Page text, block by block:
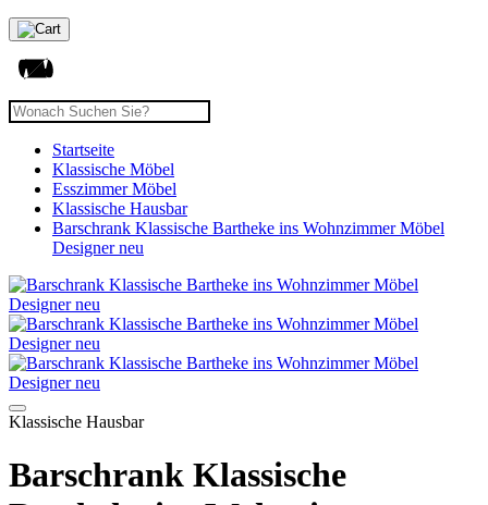
Startseite
Klassische Möbel
Esszimmer Möbel
Klassische Hausbar
Barschrank Klassische Bartheke ins Wohnzimmer Möbel
Designer neu
Klassische Hausbar
Barschrank Klassische